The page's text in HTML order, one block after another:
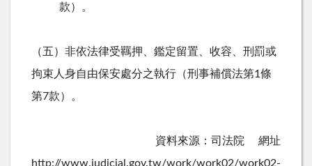
款）。
（五）非依法律受羈押、鑑定留置、收容、刑罰或
拘束人身自由保安處分之執行（刑事補償法第1條
第7款）。
資料來源：司法院 網址
http://www.judicial.gov.tw/work/work02/work02-